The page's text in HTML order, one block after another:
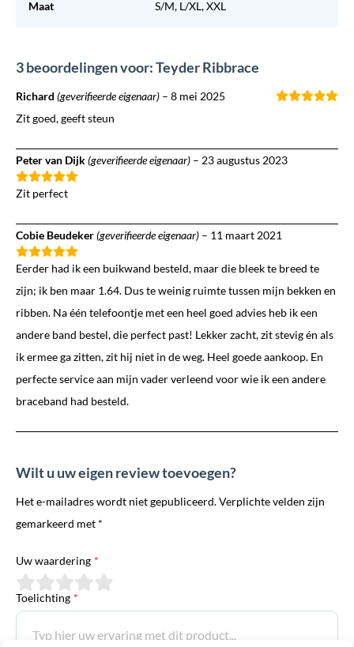
Maat S/M, L/XL, XXL
3 beoordelingen voor: Teyder Ribbrace
Richard (geverifieerde eigenaar) – 8 mei 2025
Zit goed, geeft steun
Peter van Dijk(geverifieerde eigenaar) – 23 augustus 2023
Zit perfect
Cobie Beudeker(geverifieerde eigenaar) – 11 maart 2021
Eerder had ik een buikwand besteld, maar die bleek te breed te
zijn; ik ben maar 1.64. Dus te weinig ruimte tussen mijn bekken en
ribben. Na één telefoontje met een heel goed advies heb ik een
andere band bestel, die perfect past! Lekker zacht, zit stevig én als
ik ermee ga zitten, zit hij niet in de weg. Heel goede aankoop. En
perfecte service aan mijn vader verleend voor wie ik een andere
braceband had besteld.
Wilt u uw eigen review toevoegen?
Het e-mailadres wordt niet gepubliceerd. Verplichte velden zijn
gemarkeerd met *
Uw waardering *
Toelichting *